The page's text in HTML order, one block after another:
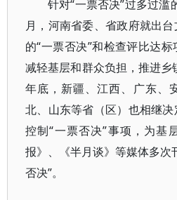
针对“一票否决”过多过滥
月，河南省委、省政府就出
的“一票否决”和检查评比达
减轻基层和群众负担，推进
年底，新疆、江西、广东、
北、山东等省（区）也相继
控制“一票否决”事项，为基
报》、《半月谈》等媒体多次
否决”。